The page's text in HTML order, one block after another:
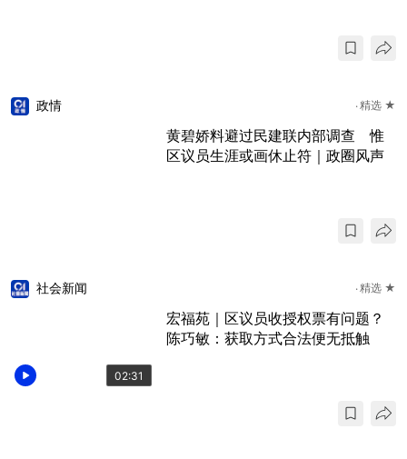
政情 精选 ★
黄碧娇料避过民建联内部调查 惟
区议员生涯或画休止符｜政圈风声
02:31
社会新闻 精选 ★
宏福苑｜区议员收授权票有问题？
陈巧敏：获取方式合法便无抵触